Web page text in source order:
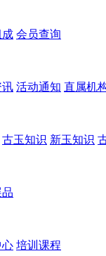
成 会员查询
讯 活动通知 直属机
古玉知识 新玉知识
心 培训课程